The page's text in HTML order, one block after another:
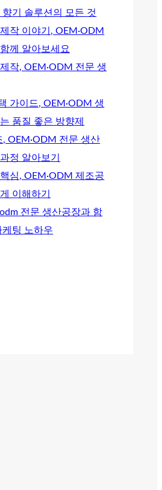
기 솔루션의 모든 것
작 이야기, OEM·ODM
께 알아보세요
작, OEM·ODM 전문 생
가이드, OEM·ODM 생
품질 좋은 방향제
OEM·ODM 전문 생산
정 알아보기
심, OEM·ODM 제조공
이해하기
전문 생산공장과 함
팅 노하우